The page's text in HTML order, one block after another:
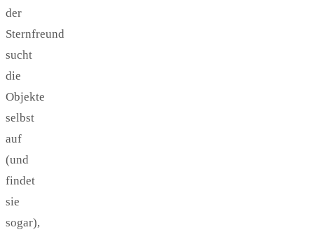
der
Sternfreund
sucht
die
Objekte
selbst
auf
(und
findet
sie
sogar),